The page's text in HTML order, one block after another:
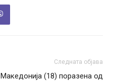
Следната објава
Македонија (18) поразена од